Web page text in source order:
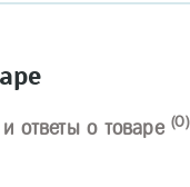
ответы о товаре(0)